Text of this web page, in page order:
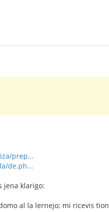
prep...
de.ph...
jena klarigo:
al la lernejo; mi ricevis